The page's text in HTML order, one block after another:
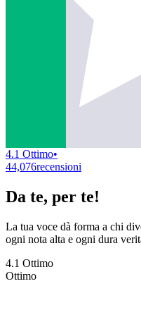
4.1 Ottimo•
44,076recensioni
Da te, per te!
La tua voce dà forma a chi
ogni nota alta e ogni dura
4.1 Ottimo
Ottimo